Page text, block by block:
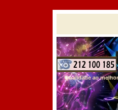
Qualidade ao